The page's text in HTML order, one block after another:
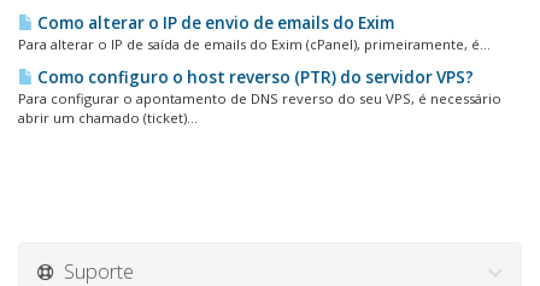
Como alterar o IP de envio de emails do Exim
Para alterar o IP de saída de emails do Exim (cPanel), primeiramente, é...
Como configuro o host reverso (PTR) do servidor VPS?
Para configurar o apontamento de DNS reverso do seu VPS, é necessário
abrir um chamado (ticket)...
Suporte